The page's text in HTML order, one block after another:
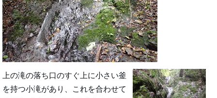
上の滝の落ち口のすぐ上に小さい釜
を持つ小滝があり、これを合わせて